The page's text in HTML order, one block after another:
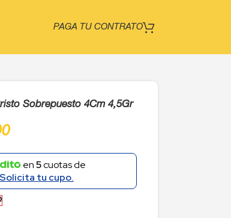
PAGA TU CONTRATO
Sobrepuesto 4Cm 4,5Gr
en5cuotas de
Solicita tu cupo.